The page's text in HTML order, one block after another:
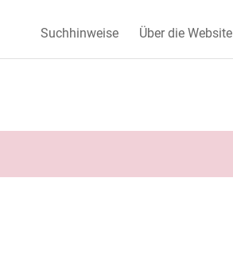
Suchhinweise Über die Website